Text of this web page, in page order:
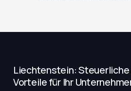
Liechtenstein:
Vorteile für Ihr